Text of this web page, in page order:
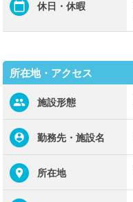
休日・休暇
所在地・アクセス
施設形態
勤務先・施設名
所在地